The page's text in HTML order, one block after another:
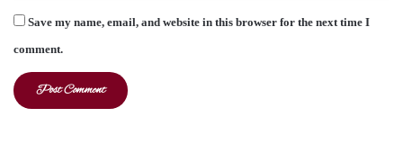
Save my name, email, and website in this browser for the next time I
comment.